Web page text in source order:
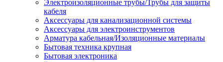
Электроизоляционные трубы/Трубы для защиты
кабеля
Аксессуары для канализационной системы
Аксессуары для электроинструментов
Арматура кабельная/Изоляционные материалы
Бытовая техника крупная
Бытовая электроника